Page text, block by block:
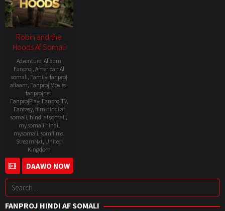
Robin and the
Hoods Af Somali
Adventure ,Aflaam
Fanproj ,American Af
somali Family, fanproj
aflaam Fanproj Movies
fanprojnet,
FanprojPlay FanprojTV,
Fantasy, film hindi af
somali hindi af somali
my somali hindi
mysomali somfilms,
StreamNxt United
Kingdom
17
Oct
2024
Phil
Hawkins
DAAWO NOW
Search
for:
FANPROJ HINDI AF SOMALI